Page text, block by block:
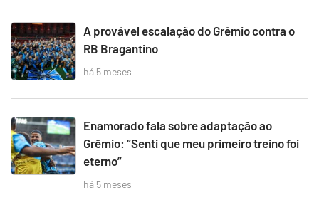
A provável escalação do Grêmio contra o
RB Bragantino
há 5 meses
Enamorado fala sobre adaptação ao
Grêmio: “Senti que meu primeiro treino foi
eterno”
há 5 meses